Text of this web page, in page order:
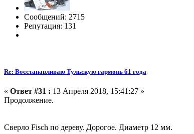
Сообщений: 2715
Репутация: 131
Re: Восстанавливаю Тульскую гармонь 61 года
« Ответ #31 : 13 Апреля 2018, 15:41:27 »
Продолжение.
Сверло Fisch по дереву. Дорогое. Диаметр 12 мм.